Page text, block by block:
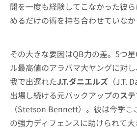
開を一度も経験してこなかった彼
めるだけの術を持ち合わせていなか
その大きな要因はQB力の差。5つ
ル最高値のアラバマ大ヤングに対
我で出遅れたJ.T.ダニエルズ （J.T.
出場し続ける元バックアップのス
（Stetson Bennett）。彼は今季こ
の強力ディフェンスに助けられて